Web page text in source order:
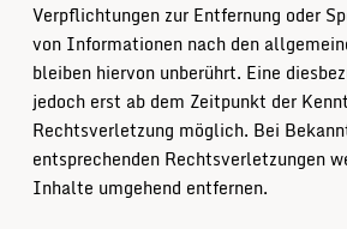
Verpflichtungen zur Entfernung oder
von Informationen nach den
bleiben hiervon unberührt. Eine
jedoch erst ab dem Zeitpunkt der
Rechtsverletzung möglich. Bei
entsprechenden Rechtsverletzungen
Inhalte umgehend entfernen.